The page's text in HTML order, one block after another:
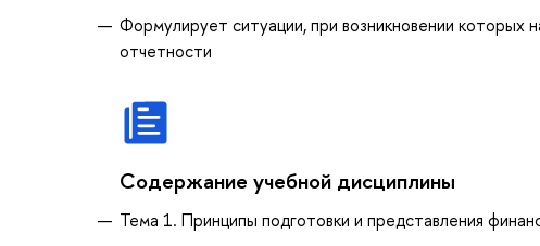
Формулирует ситуации, при возникновении которых
отчетности
Содержание учебной дисциплины
Тема 1. Принципы подготовки и представления